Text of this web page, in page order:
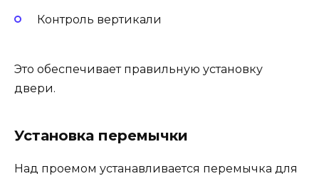
Контроль вертикали
Это обеспечивает правильную установку
двери.
Установка перемычки
Над проемом устанавливается перемычка для